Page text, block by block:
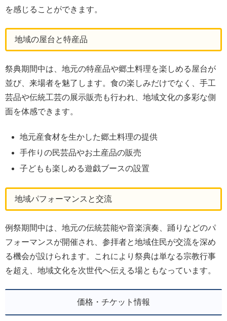
を感じることができます。
地域の屋台と特産品
祭典期間中は、地元の特産品や郷土料理を楽しめる屋台が
並び、来場者を魅了します。食の楽しみだけでなく、手工
芸品や伝統工芸の展示販売も行われ、地域文化の多彩な側
面を体感できます。
地元産食材を生かした郷土料理の提供
手作りの民芸品やお土産品の販売
子どもも楽しめる遊戯ブースの設置
地域パフォーマンスと交流
例祭期間中は、地元の伝統芸能や音楽演奏、踊りなどのパ
フォーマンスが開催され、参拝者と地域住民が交流を深め
る機会が設けられます。これにより祭典は単なる宗教行事
を超え、地域文化を次世代へ伝える場ともなっています。
価格・チケット情報